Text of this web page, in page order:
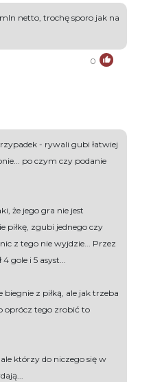
netto, trochę sporo jak na
0
- rywali gubi łatwiej
po czym czy podanie
że jego gra nie jest
piłkę, zgubi jednego czy
z tego nie wyjdzie... Przez
gole i 5 asyst...
z piłką, ale jak trzeba
oprócz tego zrobić to
którzy do niczego się w